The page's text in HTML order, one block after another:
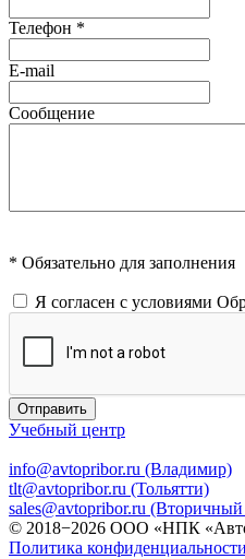
Телефон *
E-mail
Сообщение
* Обязательно для заполнения
Я согласен с условиями
Отправить
Учебный центр
info@avtopribor.ru (Владимир)
tlt@avtopribor.ru (Тольятти)
sales@avtopribor.ru
© 2018−2026 ООО «НПК
Политика конфиденциальности